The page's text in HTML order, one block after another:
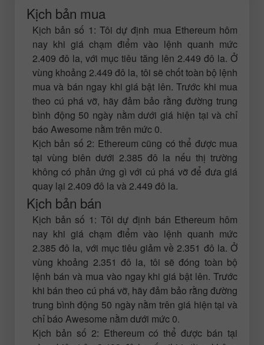
Kịch bản mua
Kịch bản số 1: Tôi dự định mua Ethereum hôm
nay khi giá chạm điểm vào lệnh quanh mức
2.409 đô la, với mục tiêu tăng lên 2.449 đô la. Ở
vùng khoảng 2.449 đô la, tôi sẽ chốt toàn bộ lệnh
mua và bán ngay khi giá bật lên. Trước khi mua
theo cú phá vỡ, hãy đảm bảo rằng đường trung
bình động 50 ngày nằm dưới giá hiện tại và chỉ
báo Awesome nằm trên mức 0.
Kịch bản số 2: Ethereum cũng có thể được mua
tại vùng biên dưới 2.385 đô la nếu thị trường
không có phản ứng gì với cú phá vỡ để đưa giá
quay lại 2.409 đô la và 2.449 đô la.
Kịch bản bán
Kịch bản số 1: Tôi dự định bán Ethereum hôm
nay khi giá chạm điểm vào lệnh quanh mức
2.385 đô la, với mục tiêu giảm về 2.351 đô la. Ở
vùng khoảng 2.351 đô la, tôi sẽ đóng toàn bộ
lệnh bán và mua vào ngay khi giá bật lên. Trước
khi bán theo cú phá vỡ, hãy đảm bảo rằng đường
trung bình động 50 ngày nằm trên giá hiện tại và
chỉ báo Awesome nằm dưới mức 0.
Kịch bản số 2: Ethereum có thể được bán tại